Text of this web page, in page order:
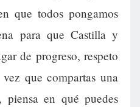
que todos pongamos
para que Castilla y
de progreso, respeto
que compartas una
en qué puedes